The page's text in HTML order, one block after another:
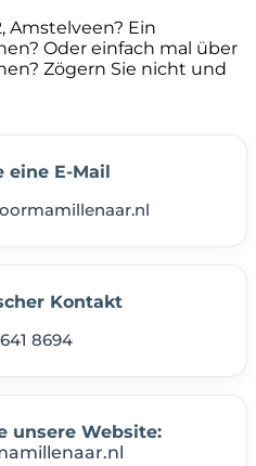
Amstelveen? Ein
Oder einfach mal über
Zögern Sie nicht und
eine E-Mail
Kontakt
8694
unsere Website: